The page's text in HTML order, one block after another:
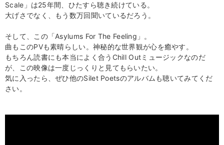
Scale」は25年間、ひたすら聴き続けている。
大げさでなく、もう数万回聞いているだろう。
そして、この「Asylums For The Feeling」。
曲もこのPVも素晴らしい。神秘的な世界観が心を癒やす。
もちろん読書にも本当によく合うChill Outミュージックなのだ
が、この映像は一度じっくりと見てもらいたい。
気に入ったら、ぜひ他のSilet Poetsのアルバムも聴いてみてくだ
さい。